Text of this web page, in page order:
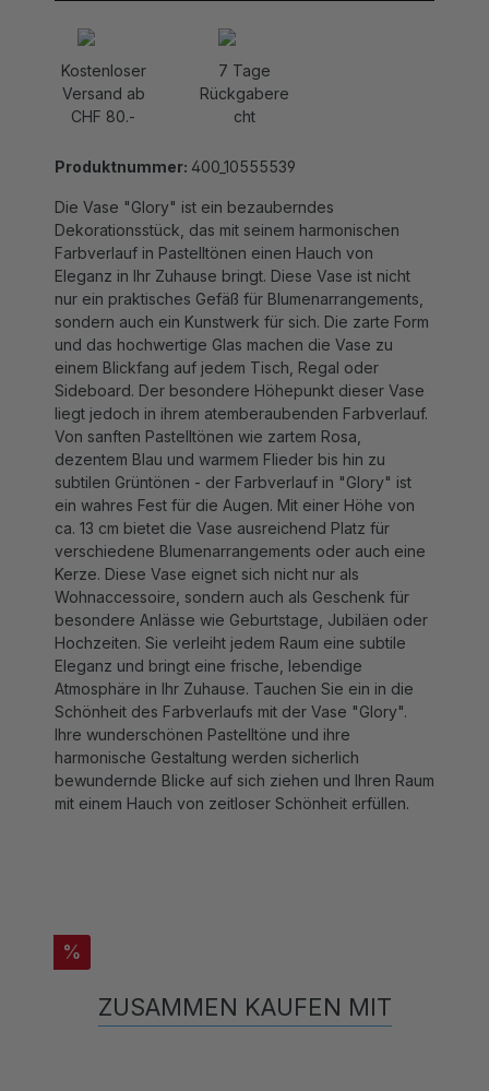
Kostenloser
Versand ab
CHF 80.-
7 Tage
Rückgabere
cht
Dekorationsstück, das mit seinem harmonischen
Farbverlauf in Pastelltönen einen Hauch von
Eleganz in Ihr Zuhause bringt. Diese Vase ist nicht
nur ein praktisches Gefäß für Blumenarrangements,
sondern auch ein Kunstwerk für sich. Die zarte Form
und das hochwertige Glas machen die Vase zu
einem Blickfang auf jedem Tisch, Regal oder
Sideboard. Der besondere Höhepunkt dieser Vase
liegt jedoch in ihrem atemberaubenden Farbverlauf.
Von sanften Pastelltönen wie zartem Rosa,
dezentem Blau und warmem Flieder bis hin zu
subtilen Grüntönen - der Farbverlauf in "Glory" ist
ein wahres Fest für die Augen. Mit einer Höhe von
ca. 13 cm bietet die Vase ausreichend Platz für
verschiedene Blumenarrangements oder auch eine
Kerze. Diese Vase eignet sich nicht nur als
Wohnaccessoire, sondern auch als Geschenk für
besondere Anlässe wie Geburtstage, Jubiläen oder
Hochzeiten. Sie verleiht jedem Raum eine subtile
Eleganz und bringt eine frische, lebendige
Atmosphäre in Ihr Zuhause. Tauchen Sie ein in die
Schönheit des Farbverlaufs mit der Vase "Glory".
Ihre wunderschönen Pastelltöne und ihre
harmonische Gestaltung werden sicherlich
bewundernde Blicke auf sich ziehen und Ihren Raum
mit einem Hauch von zeitloser Schönheit erfüllen.